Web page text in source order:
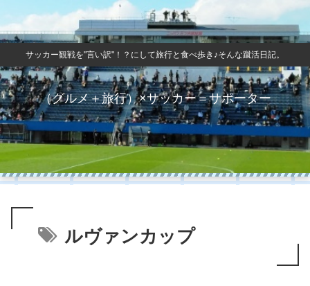
サッカー観戦を"言い訳"！？にして旅行と食べ歩き♪そんな蹴活日記。
（グルメ＋旅行）×サッカー＝サポーター
ルヴァンカップ